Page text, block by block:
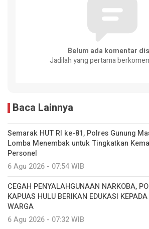
Belum ada komentar
Jadilah yang pertama
Baca Lainnya
Semarak HUT RI ke-81, Polres Gunung
Lomba Menembak untuk Tingkatkan
Personel
6 Agu 2026 - 07:54 WIB
CEGAH PENYALAHGUNAAN NARKOBA,
KAPUAS HULU BERIKAN EDUKASI KEPADA
WARGA
6 Agu 2026 - 07:32 WIB